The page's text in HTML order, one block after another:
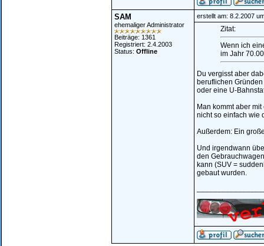
SAM
ehemaliger Administrator
Beiträge: 1361
Registriert: 2.4.2003
Status: Offline
erstellt am: 8.2.2007
Zitat:
Wenn ich
im Jahr
Du vergisst aber
beruflichen
oder eine U-
Man kommt aber
nicht so einfach wie
Außerdem: Ein
Und irgendwann
den
kann (SUV =
gebaut wurden.